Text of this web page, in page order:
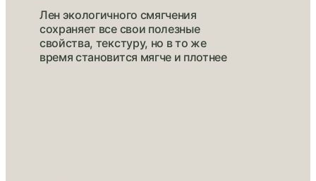
Лен экологичного смягчения
сохраняет все свои полезные
свойства, текстуру, но в то же
время становится мягче и плотнее